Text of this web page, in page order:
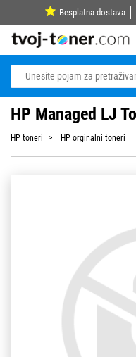
Besplatna dostava
HP Managed LJ
HP toneri HP orginalni toneri